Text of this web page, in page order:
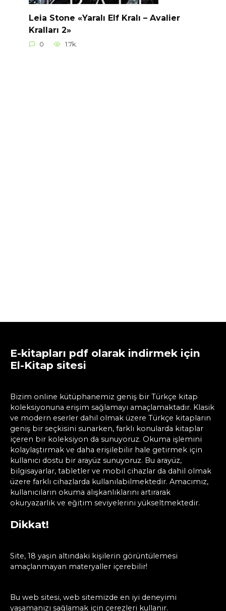
Leia Stone «Yaralı Elf Kralı – Avalier
Kralları 2»
0 1.7k.
E-kitapları pdf olarak indirmek için
El-Kitap sitesi
Bizim online kütüphanemiz geniş bir Türkçe kitap
koleksiyonuna erişim sağlamayı amaçlamaktadır. Klasik
ve modern eserler dahil olmak üzere Türkçe kitapların
geniş bir seçkisini sunarken, farklı konularda kitaplar
içeren bir koleksiyon da sunuyoruz. Okuma işlemini
kolaylaştırmak ve daha erişilebilir hale getirmek için
kullanıcı dostu bir arayüz sunuyoruz. Bu arayüz,
bilgisayarlar, tabletler ve mobil cihazlar da dahil olmak
üzere farklı cihazlarda kullanılabilmektedir. Amacımız,
kullanıcıların okuma alışkanlıklarını artırarak
okuryazarlık ve eğitim seviyelerini yükseltmektedir.
Dikkat!
Site, 18 yaşın altındaki kişilerin görüntülemesi
amaçlanmayan materyaller içerebilir!
Bu web sitesi, web sitemizde en iyi deneyimi
yaşamanızı sağlamak için çerezleri kullanır.